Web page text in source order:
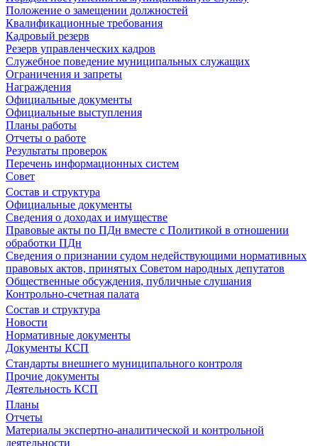
Положение о замещении должностей
Квалификационные требования
Кадровый резерв
Резерв управленческих кадров
Служебное поведение муниципальных служащих
Ограничения и запреты
Награждения
Официальные документы
Официальные выступления
Планы работы
Отчеты о работе
Результаты проверок
Перечень информационных систем
Совет
Состав и структура
Официальные документы
Сведения о доходах и имуществе
Правовые акты по ПДн вместе с Политикой в отношении
обработки ПДн
Сведения о признании судом недействующими нормативных
правовых актов, принятых Советом народных депутатов
Общественные обсуждения, публичные слушания
Контрольно-счетная палата
Состав и структура
Новости
Нормативные документы
Документы КСП
Стандарты внешнего муниципального контроля
Прочие документы
Деятельность КСП
Планы
Отчеты
Материалы экспертно-аналитической и контрольной
деятельности